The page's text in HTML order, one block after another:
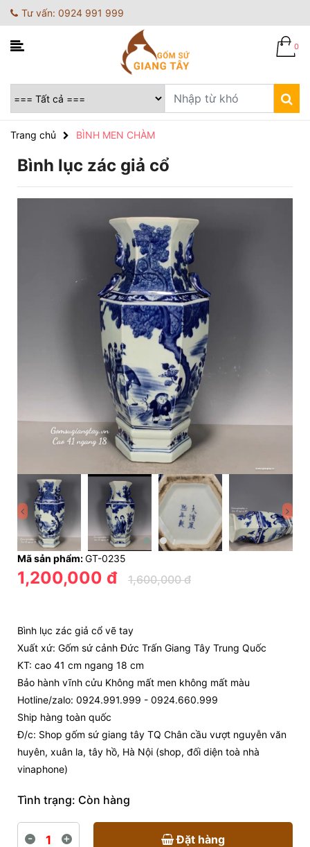
Tư vấn: 0924 991 999
0
Trang chủ BÌNH MEN CHÀM
Bình lục zác giả cổ
Mã sản phẩm:GT-0235
1,200,000 đ 1,600,000 đ
Bình lục zác giả cổ vẽ tay
Xuất xứ: Gốm sứ cảnh Đức Trấn Giang Tây Trung Quốc
KT: cao 41 cm ngang 18 cm
Bảo hành vĩnh cửu Không mất men không mất màu
Hotline/zalo: 0924.991.999 - 0924.660.999
Ship hàng toàn quốc
Đ/c: Shop gốm sứ giang tây TQ Chân cầu vượt nguyễn văn
huyên, xuân la, tây hồ, Hà Nội (shop, đối diện toà nhà
vinaphone)
Tình trạng: Còn hàng
- + Đặt hàng